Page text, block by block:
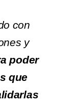
con
y
poder
que